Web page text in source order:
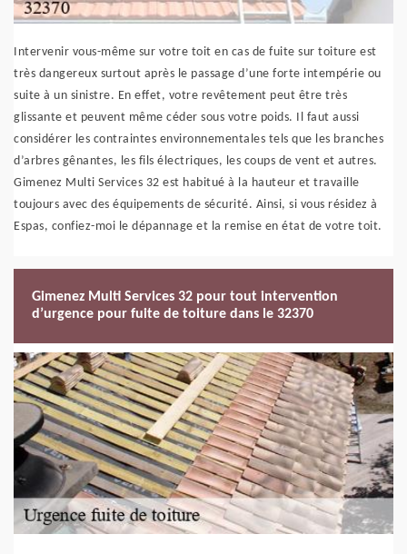
Intervenir vous-même sur votre toit en cas de fuite sur toiture est
très dangereux surtout après le passage d’une forte intempérie ou
suite à un sinistre. En effet, votre revêtement peut être très
glissante et peuvent même céder sous votre poids. Il faut aussi
considérer les contraintes environnementales tels que les branches
d’arbres gênantes, les fils électriques, les coups de vent et autres.
Gimenez Multi Services 32 est habitué à la hauteur et travaille
toujours avec des équipements de sécurité. Ainsi, si vous résidez à
Espas, confiez-moi le dépannage et la remise en état de votre toit.
Gimenez Multi Services 32 pour tout intervention
d’urgence pour fuite de toiture dans le 32370